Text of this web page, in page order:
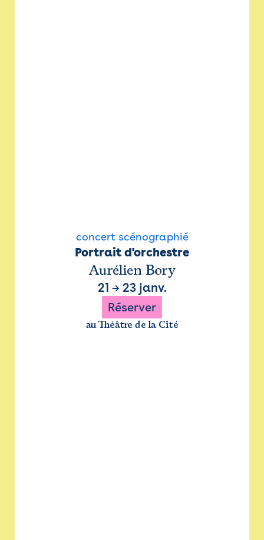
concert scénographié
Portrait d'orchestre
Aurélien Bory
21 → 23 janv.
Réserver
au Théâtre de la Cité